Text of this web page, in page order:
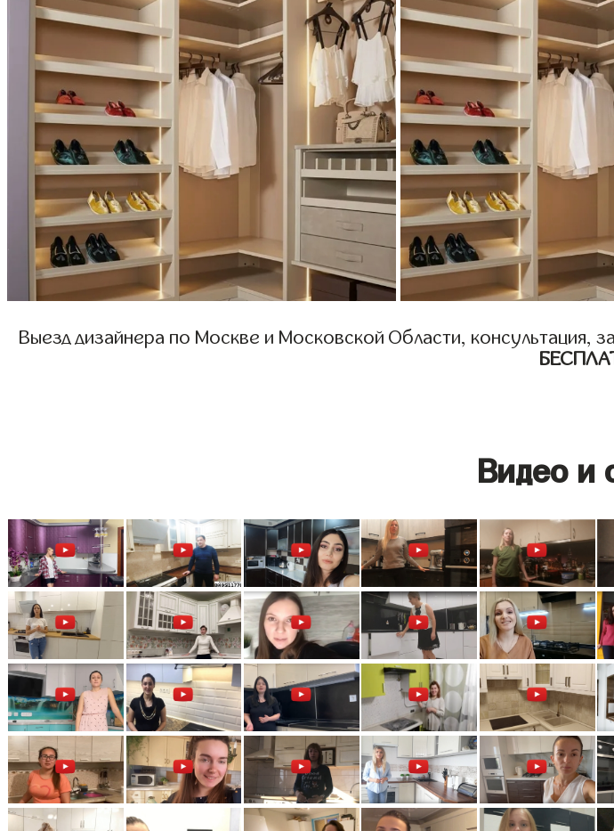
Выезд дизайнера по Москве и Московской Области, консультация,
Видео и